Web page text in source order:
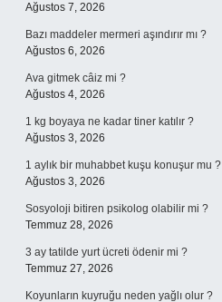
Ağustos 7, 2026
Bazı maddeler mermeri aşındırır mı ?
Ağustos 6, 2026
Ava gitmek câiz mi ?
Ağustos 4, 2026
1 kg boyaya ne kadar tiner katılır ?
Ağustos 3, 2026
1 aylık bir muhabbet kuşu konuşur mu ?
Ağustos 3, 2026
Sosyoloji bitiren psikolog olabilir mi ?
Temmuz 28, 2026
3 ay tatilde yurt ücreti ödenir mi ?
Temmuz 27, 2026
Koyunların kuyruğu neden yağlı olur ?